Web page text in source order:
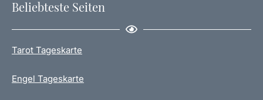
Beliebteste Seiten
Tarot Tageskarte
Engel Tageskarte